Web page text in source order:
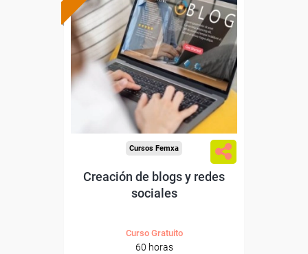
Formación 100%
subvencionada.
Para trabajadores y
autónomos de Madrid.
Para todos los sectores.
Cursos Femxa
Creación de blogs y redes
sociales
Curso Gratuito
60 horas